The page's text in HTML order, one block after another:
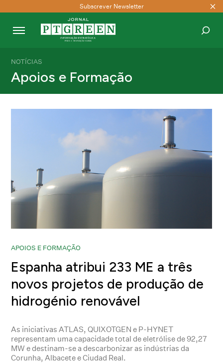
Subscrever Newsletter
NOTÍCIAS
Apoios e Formação
APOIOS E FORMAÇÃO
Espanha atribui 233 ME a três
novos projetos de produção de
hidrogénio renovável
As iniciativas ATLAS, QUIXOTGEN e P-HYNET
representam uma capacidade total de eletrólise de 92,27
MW e destinam-se a descarbonizar as indústrias da
Corunha, Albacete e Ciudad Real.